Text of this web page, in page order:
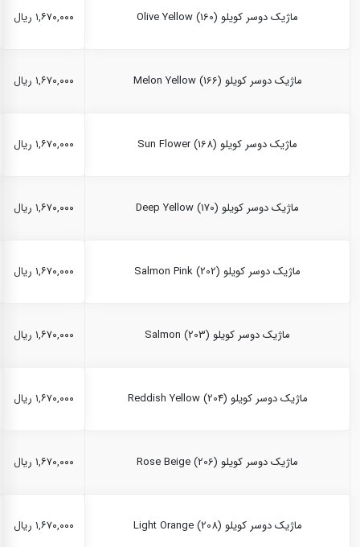
ماژیک دوسر کویلو Olive Yellow (160) ۱,۶۷۰,۰۰۰ ریال
ماژیک دوسر کویلو Melon Yellow (166) ۱,۶۷۰,۰۰۰ ریال
ماژیک دوسر کویلو Sun Flower (168) ۱,۶۷۰,۰۰۰ ریال
ماژیک دوسر کویلو Deep Yellow (170) ۱,۶۷۰,۰۰۰ ریال
ماژیک دوسر کویلو Salmon Pink (202) ۱,۶۷۰,۰۰۰ ریال
ماژیک دوسر کویلو Salmon (203) ۱,۶۷۰,۰۰۰ ریال
ماژیک دوسر کویلو Reddish Yellow (204) ۱,۶۷۰,۰۰۰ ریال
ماژیک دوسر کویلو Rose Beige (206) ۱,۶۷۰,۰۰۰ ریال
ماژیک دوسر کویلو Light Orange (208) ۱,۶۷۰,۰۰۰ ریال